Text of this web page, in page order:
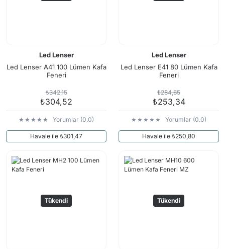
Led Lenser
Led Lenser A41 100 Lümen Kafa
Feneri
₺342,15
₺304,52
Yorumlar (0.0)
Havale ile ₺301,47
Led Lenser
Led Lenser E41 80 Lümen Kafa
Feneri
₺284,65
₺253,34
Yorumlar (0.0)
Havale ile ₺250,80
Tükendi Tükendi